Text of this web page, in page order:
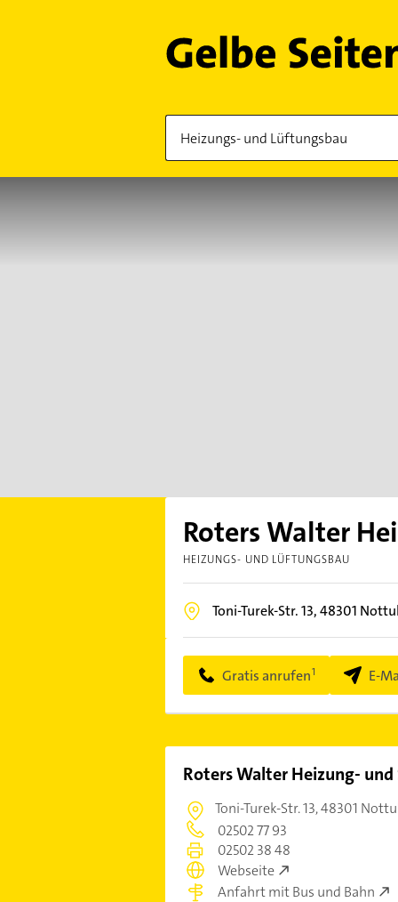
Roters Walter
HEIZUNGS- UND LÜFTUNGSBAU
Toni-Turek-Str. 13,48301
Gratis anrufen E-
Roters Walter Heizung-
Toni-Turek-Str. 13,48301
02502 77 93
02502 38 48
Webseite
Anfahrt mit Bus und Bahn